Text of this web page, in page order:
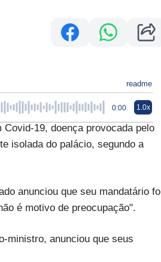
readme
0:00 1.0x
19, doença provocada pelo
isolada do palácio, segundo a
anunciou que seu mandatário
é motivo de preocupação".
ministro, anunciou que seus